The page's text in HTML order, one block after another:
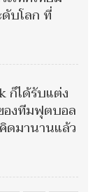
บโลก ที่
ก็ได้รับแต่ง
องทีมฟุตบอล
ดมานานแล้ว